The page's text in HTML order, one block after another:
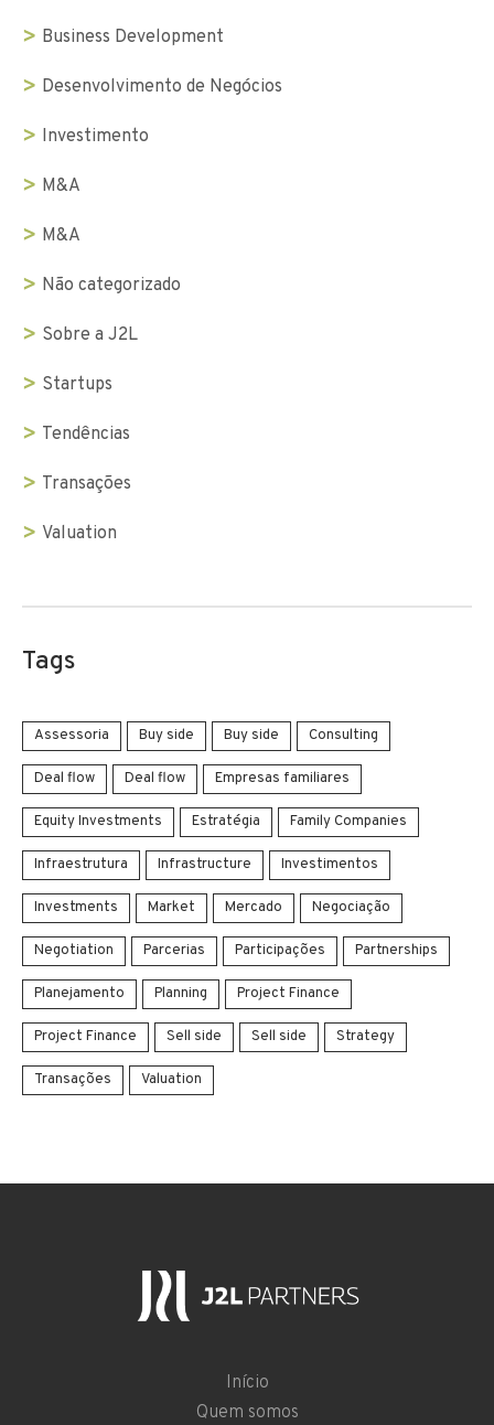
Business Development
Desenvolvimento de Negócios
Investimento
M&A
M&A
Não categorizado
Sobre a J2L
Startups
Tendências
Transações
Valuation
Tags
Assessoria Buy side Buy side Consulting
Deal flow Deal flow Empresas familiares
Equity Investments Estratégia Family Companies
Infraestrutura Infrastructure Investimentos
Investments Market Mercado Negociação
Negotiation Parcerias Participações Partnerships
Planejamento Planning Project Finance
Project Finance Sell side Sell side Strategy
Transações Valuation
Início
Quem somos